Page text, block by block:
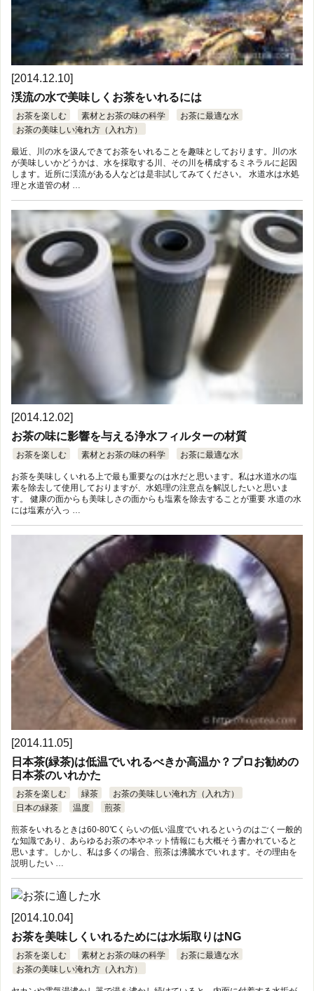
[2014.12.10]
渓流の水で美味しくお茶をいれるには
お茶を楽しむ 素材とお茶の味の科学
お茶に最適な水
お茶の美味しい淹れ方（入れ方）
最近、川の水を汲んできてお茶をいれることを趣味としております。川の水
が美味しいかどうかは、水を採取する川、その川を構成するミネラルに起因
します。近所に渓流がある人などは是非試してみてください。 水道水は水処
理と水道管の材 …
[2014.12.02]
お茶の味に影響を与える浄水フィルターの材質
お茶を楽しむ 素材とお茶の味の科学 お茶に最適な水
お茶を美味しくいれる上で最も重要なのは水だと思います。私は水道水の塩
素を除去して使用しておりますが、水処理の注意点を解説したいと思いま
す。 健康の面からも美味しさの面からも塩素を除去することが重要 水道の水
には塩素が入っ …
[2014.11.05]
日本茶(緑茶)は低温でいれるべきか高温か？プロお勧めの
日本茶のいれかた
お茶を楽しむ 緑茶
お茶の美味しい淹れ方（入れ方）
日本の緑茶
温度 煎茶
煎茶をいれるときは60-80℃くらいの低い温度でいれるというのはごく一般的
な知識であり、あらゆるお茶の本やネット情報にも大概そう書かれていると
思います。しかし、私は多くの場合、煎茶は沸騰水でいれます。その理由を
説明したい …
[2014.10.04]
お茶を美味しくいれるためには水垢取りはNG
お茶を楽しむ 素材とお茶の味の科学
お茶に最適な水
お茶の美味しい淹れ方（入れ方）